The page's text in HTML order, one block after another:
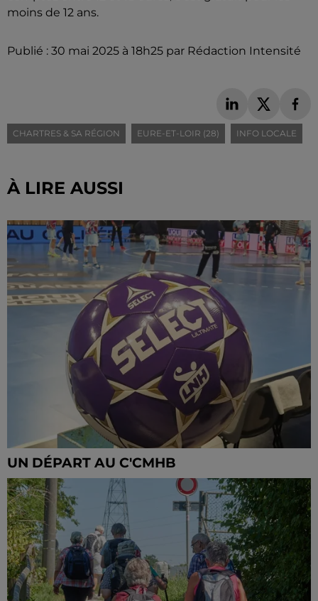
moins de 12 ans.
Publié : 30 mai 2025 à 18h25 par Rédaction Intensité
CHARTRES & SA RÉGION EURE-ET-LOIR (28) INFO LOCALE
À LIRE AUSSI
UN DÉPART AU C'CMHB